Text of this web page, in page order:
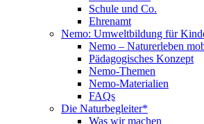
Schule und Co.
Ehrenamt
Nemo: Umweltbildung für
Nemo – Naturerleben
Pädagogisches Konzept
Nemo-Themen
Nemo-Materialien
FAQs
Die Naturbegleiter*
Was wir machen